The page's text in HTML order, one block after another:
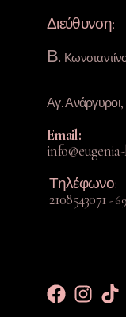
Διεύθυνση:
Β.
Αγ.
Email:
Τηλέφωνο:
2108543071 -